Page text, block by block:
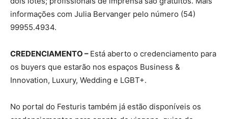
informações com Julia Bervanger pelo número (54)
99955.4934.
CREDENCIAMENTO – Está aberto o credenciamento para
os buyers que estarão nos espaços Business &
Innovation, Luxury, Wedding e LGBT+.
No portal do Festuris também já estão disponíveis os